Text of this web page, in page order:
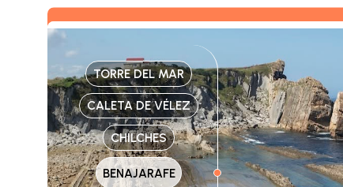
TORRE DEL MAR
CALETA DE VÉLEZ
CHILCHES
BENAJARAFE